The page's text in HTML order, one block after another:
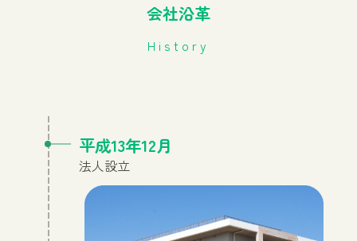
会社沿革
History
平成13年12月
法人設立